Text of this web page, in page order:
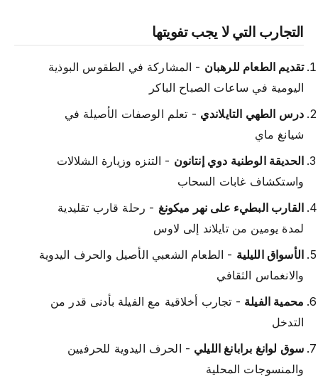
التجارب التي لا يجب تفويتها
تقديم الطعام للرهبان - المشاركة في الطقوس البوذية
اليومية في ساعات الصباح الباكر
درس الطهي التايلاندي - تعلم الوصفات الأصيلة في
شيانغ ماي
الحديقة الوطنية دوي إنتانون - التنزه وزيارة الشلالات
واستكشاف غابات السحاب
القارب البطيء على نهر ميكونغ - رحلة قارب تقليدية
لمدة يومين من تايلاند إلى لاوس
الأسواق الليلية - الطعام الشعبي الأصيل والحرف اليدوية
والانغماس الثقافي
محمية الفيلة - تجارب أخلاقية مع الفيلة بأدنى قدر من
التدخل
سوق لوانغ برابانغ الليلي - الحرف اليدوية للحرفيين
والمنسوجات المحلية